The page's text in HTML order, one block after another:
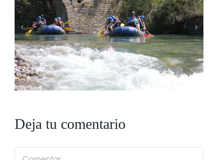
Preguntas frecuentes sobre rafting en
los Pirineos
Deja tu comentario